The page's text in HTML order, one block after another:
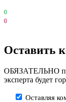
0
0
Оставить
ОБЯЗАТЕЛЬНО
эксперта будет
Оставляя